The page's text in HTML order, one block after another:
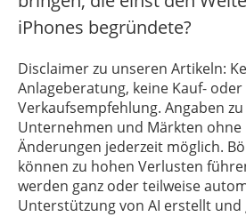
iPhones begründete?
Disclaimer zu unseren Artikeln:
Anlageberatung, keine Kauf- oder
Verkaufsempfehlung. Angaben
Unternehmen und Märkten ohne
Änderungen jederzeit möglich.
können zu hohen Verlusten
werden ganz oder teilweise
Unterstützung von AI erstellt und